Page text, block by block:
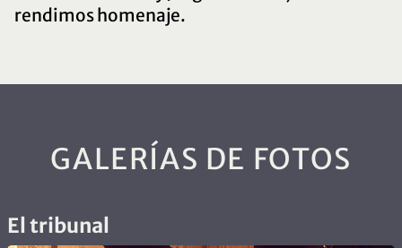
rendimos homenaje.
GALERÍAS DE FOTOS
El tribunal